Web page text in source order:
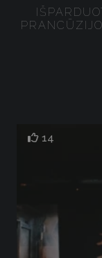
14